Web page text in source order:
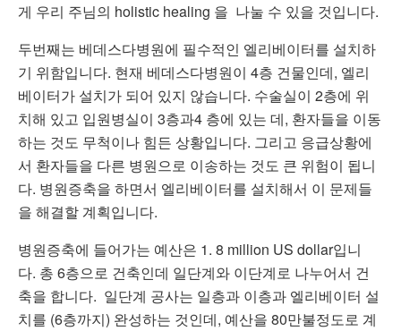
게 우리 주님의 holistic healing 을 나눌 수 있을 것입니다.
두번째는 베데스다병원에 필수적인 엘리베이터를 설치하
기 위함입니다. 현재 베데스다병원이 4층 건물인데, 엘리
베이터가 설치가 되어 있지 않습니다. 수술실이 2층에 위
치해 있고 입원병실이 3층과4 층에 있는 데, 환자들을 이동
하는 것도 무척이나 힘든 상황입니다. 그리고 응급상황에
서 환자들을 다른 병원으로 이송하는 것도 큰 위험이 됩니
다. 병원증축을 하면서 엘리베이터를 설치해서 이 문제들
을 해결할 계획입니다.
병원증축에 들어가는 예산은 1. 8 million US dollar입니
다. 총 6층으로 건축인데 일단계와 이단계로 나누어서 건
축을 합니다. 일단계 공사는 일층과 이층과 엘리베이터 설
치를 (6층까지) 완성하는 것인데, 예산을 80만불정도로 계